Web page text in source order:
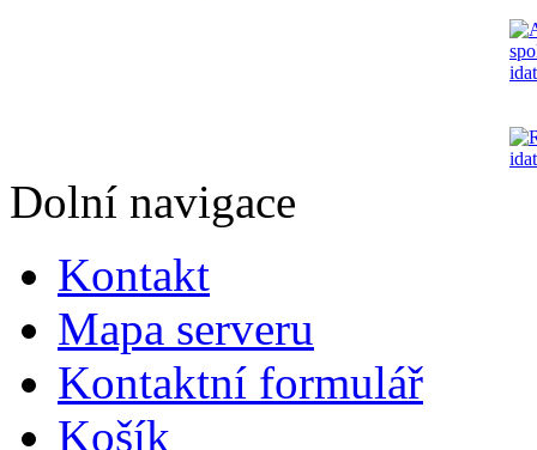
Dolní navigace
Kontakt
Mapa serveru
Kontaktní formulář
Košík